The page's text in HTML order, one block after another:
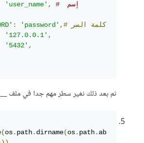
'user_name',
# إسم
: 'password',# كلمة
السر
'127.0.0.1',
'5432',
ثم بعد ذلك نغير سطر مهم جدا في ملف __init__
(os.path.dirname(os.path.ab